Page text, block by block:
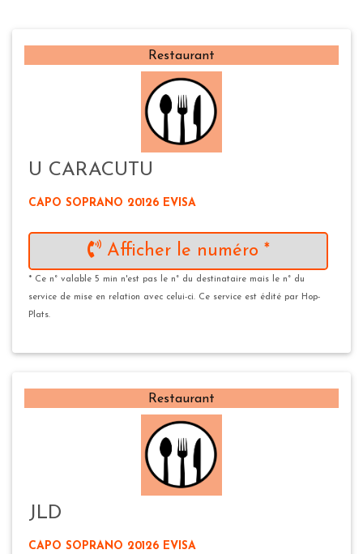
Restaurant
U CARACUTU
CAPO SOPRANO 20126 EVISA
Afficher le numéro *
* Ce n° valable 5 min n'est pas le n° du destinataire mais le n° du
service de mise en relation avec celui-ci. Ce service est édité par Hop-
Plats.
Restaurant
JLD
CAPO SOPRANO 20126 EVISA